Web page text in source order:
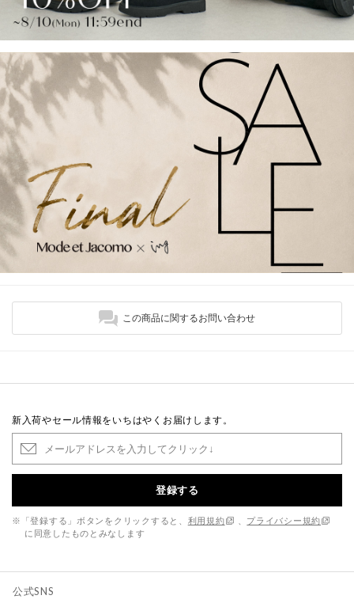
この商品に関するお問い合わせ
新入荷やセール情報をいちはやくお届けします。
登録する
※「登録する」ボタンをクリックすると、 利用規約
プライバシー規約
に同意したものとみなします
公式SNS